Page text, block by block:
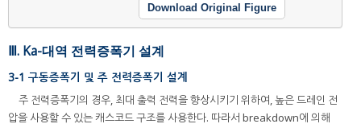
Download Original Figure
Ⅲ. Ka-대역 전력증폭기 설계
3-1 구동증폭기 및 주 전력증폭기 설계
주 전력증폭기의 경우, 최대 출력 전력을 향상시키기 위하여, 높은 드레인 전
압을 사용할 수 있는 캐스코드 구조를 사용한다. 따라서 breakdown에 의해